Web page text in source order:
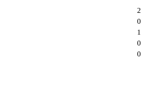
0
0
1
0
2